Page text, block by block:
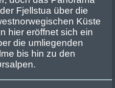
Fjellstua über die
Küste
hier eröffnet sich ein
die umliegenden
bis hin zu den